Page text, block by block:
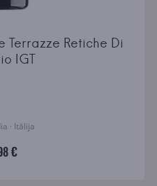
Terrazze Retiche Di
IGT
· Itālija
€